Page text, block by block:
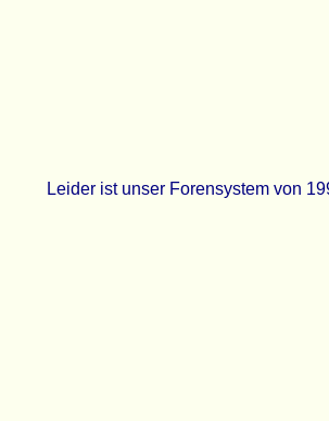
Leider ist unser Forensystem von